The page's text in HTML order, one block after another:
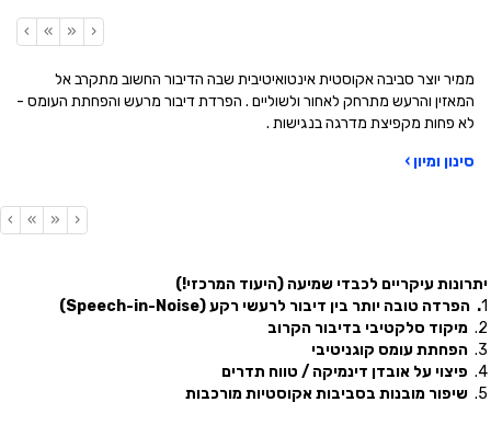
‹
«
»
›
ממיר יוצר סביבה אקוסטית אינטואיטיבית שבה הדיבור החשוב מתקרב אל
המאזין והרעש מתרחק לאחור ולשוליים . הפרדת דיבור מרעש והפחתת העומס -
לא פחות מקפיצת מדרגה בנגישות .
סינון ומיון ›
‹
«
»
›
יתרונות עיקריים לכבדי שמיעה (היעוד המרכזי!)
. הפרדה טובה יותר בין דיבור לרעשי רקע (Speech-in-Noise
)
מיקוד סלקטיבי בדיבור הקרוב
הפחתת עומס קוגניטיבי
פיצוי על אובדן דינמיקה / טווח תדרים
שיפור מובנות בסביבות אקוסטיות מורכבות